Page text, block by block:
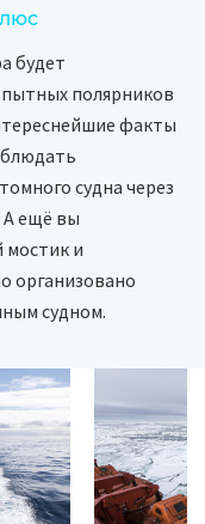
будет
полярников
факты
судна через
А ещё вы
мостик и
организовано
судном.